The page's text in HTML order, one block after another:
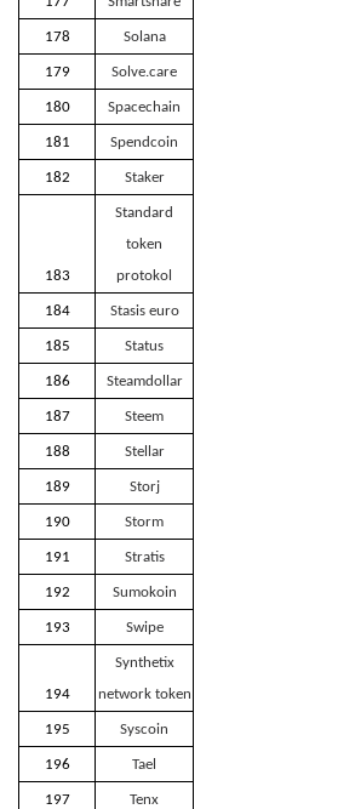
178 Solana
179 Solve.care
180 Spacechain
181 Spendcoin
182 Staker
183
Standard
token
protokol
184 Stasis euro
185 Status
186 Steamdollar
187 Steem
188 Stellar
189 Storj
190 Storm
191 Stratis
192 Sumokoin
193 Swipe
194
Synthetix
network token
195 Syscoin
196 Tael
197 Tenx